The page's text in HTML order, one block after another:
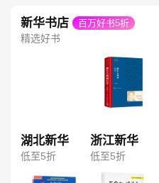
新华书店 百万好书5折
精选好书
湖北新华
低至5折
浙江新华
低至5折